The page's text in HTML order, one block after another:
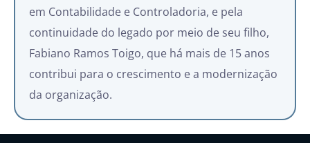
em Contabilidade e Controladoria, e pela
continuidade do legado por meio de seu filho,
Fabiano Ramos Toigo, que há mais de 15 anos
contribui para o crescimento e a modernização
da organização.